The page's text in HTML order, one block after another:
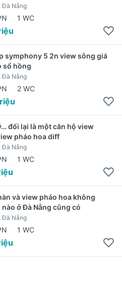
Đà Nẵng
1 WC
symphony 5 2n view sông giá
sổ hồng
Đà Nẵng
2 WC
đổi lại là một căn hộ view
pháo hoa diff
Đà Nẵng
1 WC
và view pháo hoa không
nào ở Đà Nẵng cũng có
Đà Nẵng
1 WC